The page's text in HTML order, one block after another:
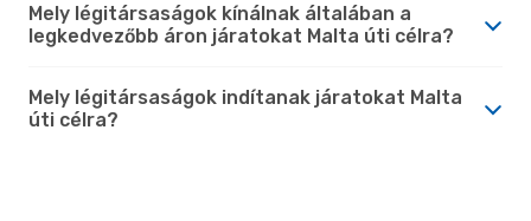
Mely légitársaságok kínálnak általában a
legkedvezőbb áron járatokat Malta úti célra?
Mely légitársaságok indítanak járatokat Malta
úti célra?